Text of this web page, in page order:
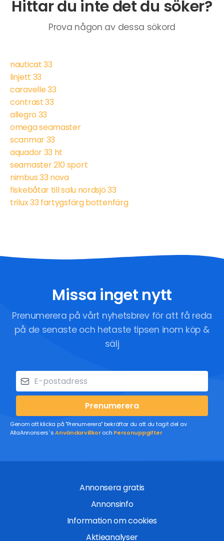
Hittar du inte det du söker?
Prova någon av dessa sökord
nauticat 33
linjett 33
caravelle 33
contrast 33
allegro 33
omega seamaster
scanmar 33
aquador 33 ht
seamaster 210 sport
nimbus 33 nova
fiskebåtar till salu nordsjö 33
trilux 33 fartygsfärg bottenfärg
Missa inget nytt
Prenumerera på vårt nyhetsbrev för att få reda
på de senaste och hetaste tipsen inom köp &
sälj
Prenumerera
Genom att klicka på "Prenumerera" bekräftar du att du tagit del av
AllaAnnonsers´sAnvändarvillkoroch Personuppgifter
Annonsera gratis
Annonsinfo
Information om cookies
Aktieanalyser